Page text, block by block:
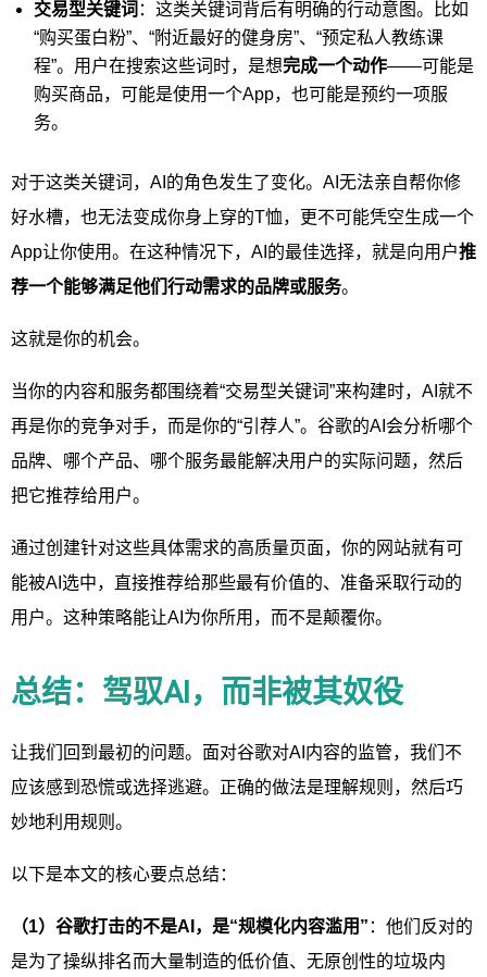
交易型关键词 ：这类关键词背后有明确的行动意图。比如
“购买蛋白粉”、“附近最好的健身房”、“预定私人教练课
程”。用户在搜索这些词时，是想完成一个动作——可能是
购买商品，可能是使用一个App，也可能是预约一项服
务。
对于这类关键词，AI的角色发生了变化。AI无法亲自帮你修
好水槽，也无法变成你身上穿的T恤，更不可能凭空生成一个
App让你使用。在这种情况下，AI的最佳选择，就是向用户推
荐一个能够满足他们行动需求的品牌或服务。
这就是你的机会。
当你的内容和服务都围绕着“交易型关键词”来构建时，AI就不
再是你的竞争对手，而是你的“引荐人”。谷歌的AI会分析哪个
品牌、哪个产品、哪个服务最能解决用户的实际问题，然后
把它推荐给用户。
通过创建针对这些具体需求的高质量页面，你的网站就有可
能被AI选中，直接推荐给那些最有价值的、准备采取行动的
用户。这种策略能让AI为你所用，而不是颠覆你。
总结：驾驭AI，而非被其奴役
让我们回到最初的问题。面对谷歌对AI内容的监管，我们不
应该感到恐慌或选择逃避。正确的做法是理解规则，然后巧
妙地利用规则。
以下是本文的核心要点总结：
（1）谷歌打击的不是AI，是“规模化内容滥用” ：他们反对的
是为了操纵排名而大量制造的低价值、无原创性的垃圾内